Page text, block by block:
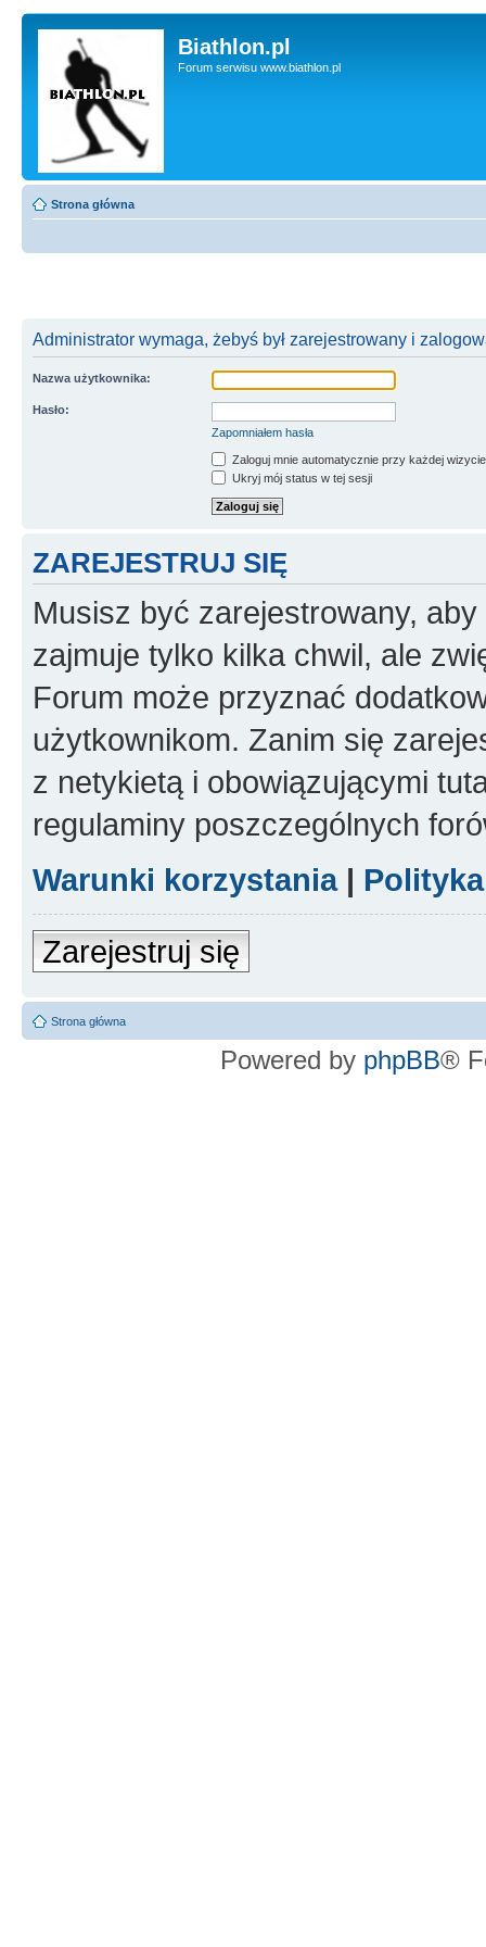
Biathlon.pl
Forum serwisu www.biathlon.pl
Strona główna
Administrator wymaga, żebyś był zarejestrowany i
Nazwa użytkownika:
Hasło:
Zapomniałem hasła
Zaloguj mnie automatycznie przy każdej wizycie
Ukryj mój status w tej sesji
ZAREJESTRUJ SIĘ
Musisz być zarejestrowany,
zajmuje tylko kilka chwil, ale
Forum może przyznać
użytkownikom. Zanim się
z netykietą i obowiązującymi
regulaminy poszczególnych
Warunki korzystania|
Zarejestruj się
Strona główna
Powered by phpBB®